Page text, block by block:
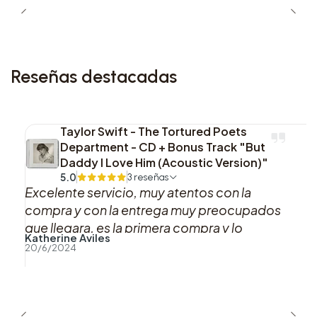
8. For Sale? (Interlude)
Disco 2
1. Momma
2. Hood Politics
Reseñas destacadas
Taylor Swift - The Tortured Poets
Department - CD + Bonus Track "But
Daddy I Love Him (Acoustic Version)"
5.0 3 reseñas
Excelente servicio, muy atentos con la
compra y con la entrega muy preocupados
que llegara, es la primera compra y lo
recomiendo al 100%, gracias
Katherine Aviles
20/6/2024